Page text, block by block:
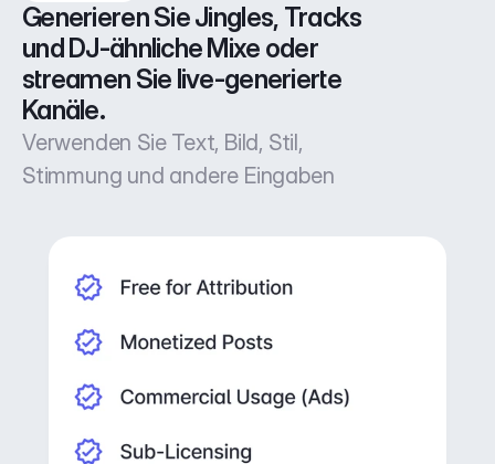
Generieren Sie Jingles, Tracks
und DJ-ähnliche Mixe oder
streamen Sie live-generierte
Kanäle.
Verwenden Sie Text, Bild, Stil,
Stimmung und andere Eingaben